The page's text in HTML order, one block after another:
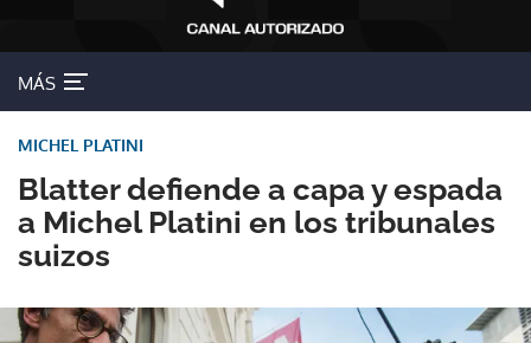
MÁS
Blatter defiende a capa y espada
a Michel Platini en los tribunales
suizos
MICHEL PLATINI